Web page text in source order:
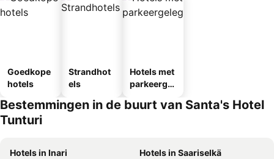
Goedkope
hotels
Strandhot
els
Hotels met
parkeergel
Bestemmingen in de buurt van Santa's Hotel
Tunturi
Hotels in Inari
Hotels in Saariselkä